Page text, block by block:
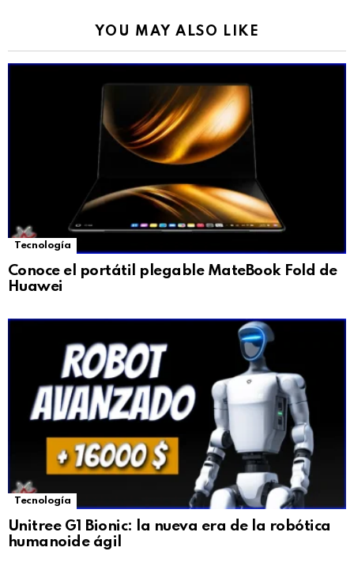
YOU MAY ALSO LIKE
Tecnología
Conoce el portátil plegable MateBook Fold de
Huawei
Tecnología
Unitree G1 Bionic: la nueva era de la robótica
humanoide ágil